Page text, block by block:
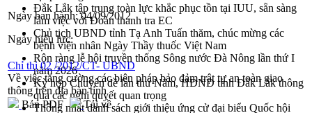
Đắk Lắk tập trung toàn lực khắc phục tồn tại IUU, sẵn sàng
làm việc với Đoàn thanh tra EC
Chủ tịch UBND tỉnh Tạ Anh Tuấn thăm, chúc mừng các
bệnh viện nhân Ngày Thầy thuốc Việt Nam
Rộn ràng lễ hội truyền thống Sông nước Đà Nông lần thứ I
năm 2026
Kỳ họp Chuyên đề lần thứ Năm, HĐND tỉnh Đắk Lắk thông
qua các nghị quyết quan trọng
Thống nhất danh sách giới thiệu ứng cử đại biểu Quốc hội
Ngày ban hành:04/09/2012
Ngày hiệu lực:
Chỉ thị 02 /2012/CT- UBND
Về việc tăng cường các biện pháp bảo đảm trật tự an toàn giao
thông trên địa bàn tỉnh
Bản PDF
Tải về